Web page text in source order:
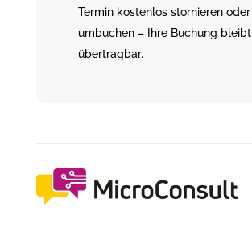
Termin kostenlos stornieren oder
umbuchen – Ihre Buchung bleibt
übertragbar.